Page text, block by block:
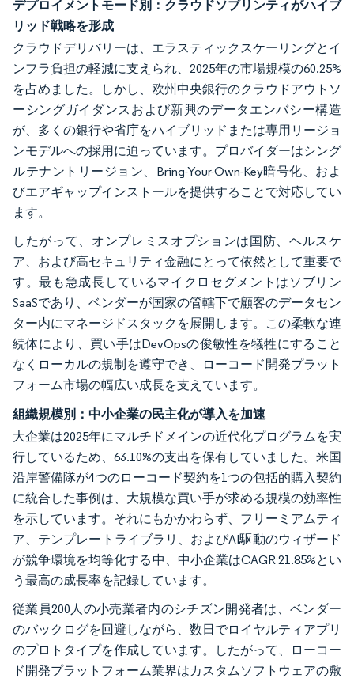
デプロイメントモード別：クラウドソブリンティがハイブ
リッド戦略を形成
クラウドデリバリーは、エラスティックスケーリングとイ
ンフラ負担の軽減に支えられ、2025年の市場規模の60.25%
を占めました。しかし、欧州中央銀行のクラウドアウトソ
ーシングガイダンスおよび新興のデータエンバシー構造
が、多くの銀行や省庁をハイブリッドまたは専用リージョ
ンモデルへの採用に迫っています。プロバイダーはシング
ルテナントリージョン、Bring-Your-Own-Key暗号化、およ
びエアギャップインストールを提供することで対応してい
ます。
したがって、オンプレミスオプションは国防、ヘルスケ
ア、および高セキュリティ金融にとって依然として重要で
す。最も急成長しているマイクロセグメントはソブリン
SaaSであり、ベンダーが国家の管轄下で顧客のデータセン
ター内にマネージドスタックを展開します。この柔軟な連
続体により、買い手はDevOpsの俊敏性を犠牲にすること
なくローカルの規制を遵守でき、ローコード開発プラット
フォーム市場の幅広い成長を支えています。
組織規模別：中小企業の民主化が導入を加速
大企業は2025年にマルチドメインの近代化プログラムを実
行しているため、63.10%の支出を保有していました。米国
沿岸警備隊が4つのローコード契約を1つの包括的購入契約
に統合した事例は、大規模な買い手が求める規模の効率性
を示しています。それにもかかわらず、フリーミアムティ
ア、テンプレートライブラリ、およびAI駆動のウィザード
が競争環境を均等化する中、中小企業はCAGR 21.85%とい
う最高の成長率を記録しています。
従業員200人の小売業者内のシチズン開発者は、ベンダー
のバックログを回避しながら、数日でロイヤルティアプリ
のプロトタイプを作成しています。したがって、ローコー
ド開発プラットフォーム業界はカスタムソフトウェアの敷